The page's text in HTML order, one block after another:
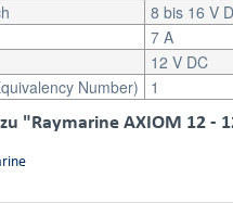
8 bis 16 V
7 A
12 V DC
Number)
1
"Raymarine AXIOM 12 -